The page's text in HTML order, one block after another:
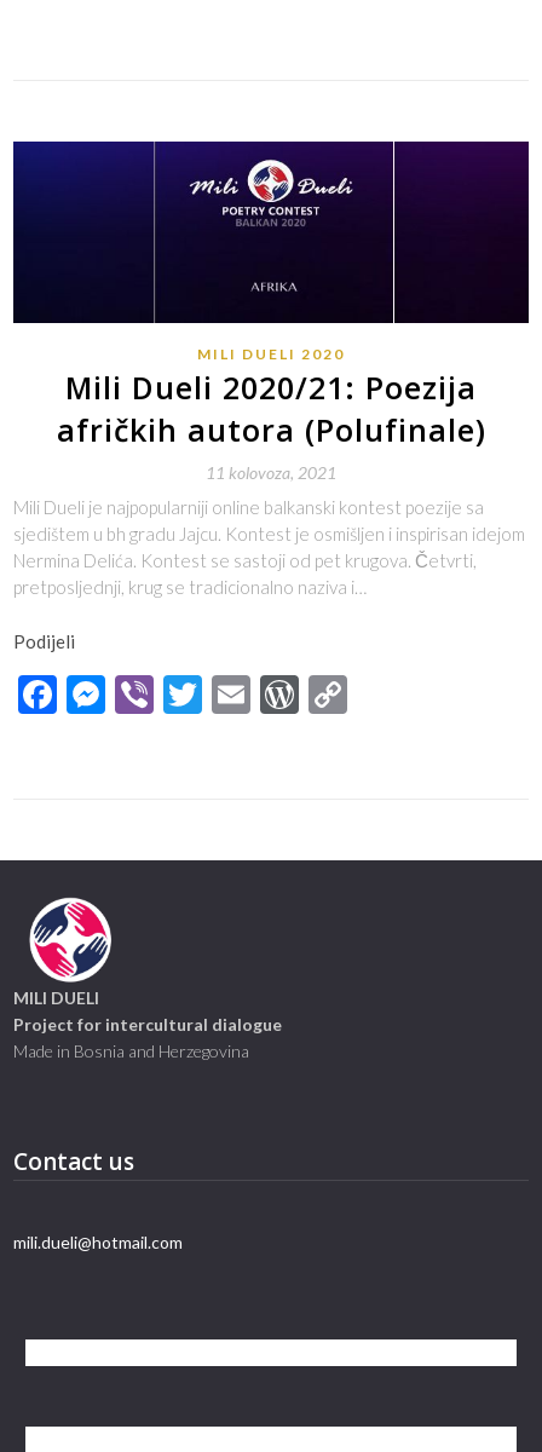
MILI DUELI 2020
Mili Dueli 2020/21: Poezija
afričkih autora (Polufinale)
11 kolovoza, 2021
Mili Dueli je najpopularniji online balkanski kontest poezije sa
sjedištem u bh gradu Jajcu. Kontest je osmišljen i inspirisan idejom
Nermina Delića. Kontest se sastoji od pet krugova. Četvrti,
pretposljednji, krug se tradicionalno naziva i…
Podijeli
Facebook
Messenger
ViberTwitter
EmailWordPress
MILI DUELI
Project for intercultural dialogue
Made in Bosnia and Herzegovina
Contact us
mili.dueli@hotmail.com